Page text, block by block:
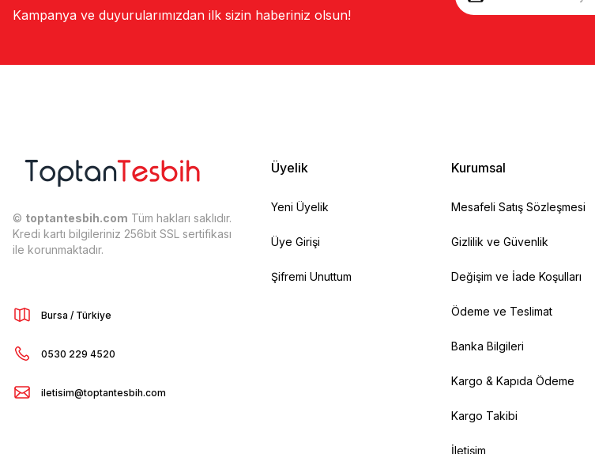
Kampanya ve duyurularımızdan ilk sizin haberiniz olsun!
© toptantesbih.com Tüm hakları saklıdır.
Kredi kartı bilgileriniz 256bit SSL sertifikası
ile korunmaktadır.
Bursa / Türkiye
0530 229 4520
iletisim@toptantesbih.com
Üyelik
Yeni Üyelik
Üye Girişi
Şifremi Unuttum
Kurumsal
Mesafeli Satış Sözleşmesi
Gizlilik ve Güvenlik
Değişim ve İade Koşulları
Ödeme ve Teslimat
Banka Bilgileri
Kargo & Kapıda Ödeme
Kargo Takibi
İletişim